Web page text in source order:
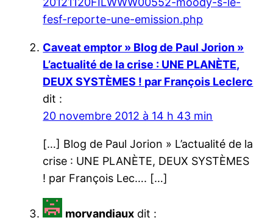
fesf-reporte-une-emission.php
Caveat emptor » Blog de Paul Jorion »
L’actualité de la crise : UNE PLANÈTE,
DEUX SYSTÈMES ! par François Leclerc
dit :
20 novembre 2012 à 14 h 43 min
[…] Blog de Paul Jorion » L’actualité de la
crise : UNE PLANÈTE, DEUX SYSTÈMES
! par François Lec…. […]
morvandiaux dit :